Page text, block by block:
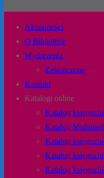
Aktualności
O Bibliotece
Wydarzenia
Zakończone
Kontakt
Katalogi online
Katalog
Katalog
Katalog
Katalog
Katalog